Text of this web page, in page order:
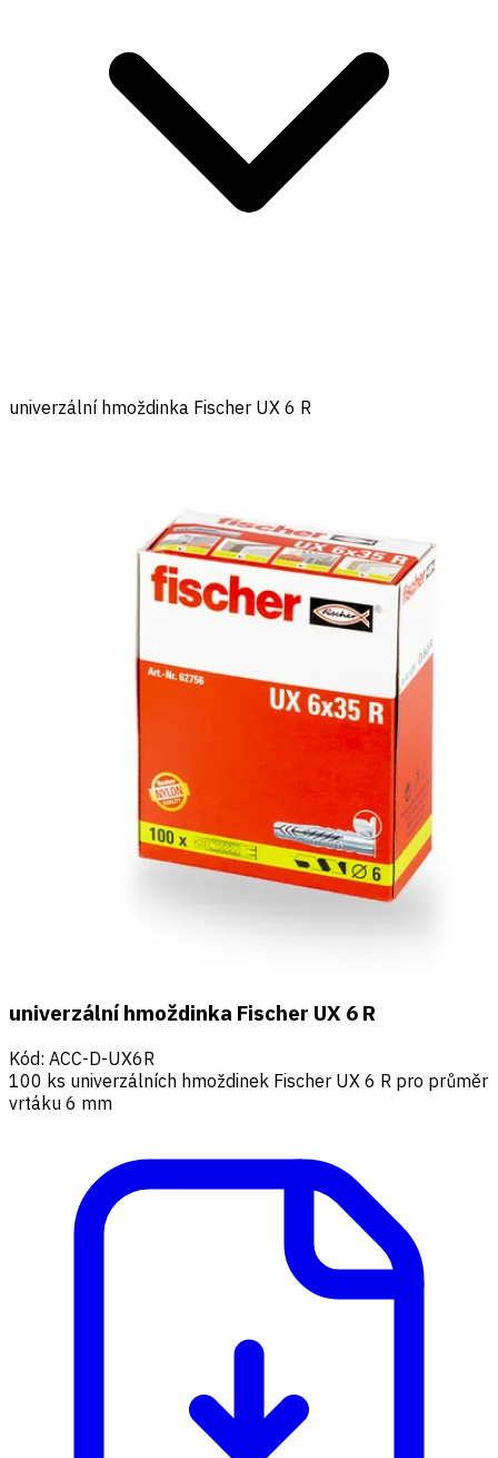
univerzální hmoždinka Fischer UX 6 R
univerzální hmoždinka Fischer UX 6 R
Kód: ACC-D-UX6R
100 ks univerzálních hmoždinek Fischer UX 6 R pro průměr
vrtáku 6 mm